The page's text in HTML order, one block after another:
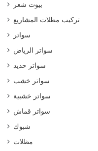
بيوت شعر
تركيب مظلات المشاريع
سواتر
سواتر الرياض
سواتر حديد
سواتر خشب
سواتر خشبية
سواتر قماش
شبوك
مظلات